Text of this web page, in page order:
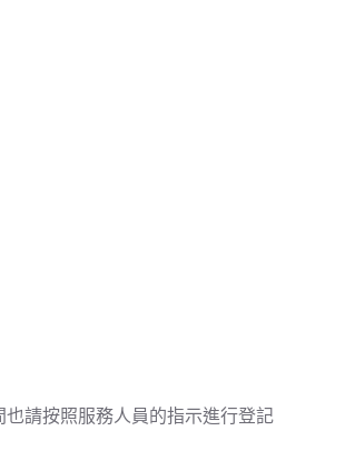
也請按照服務人員的指示進行登記